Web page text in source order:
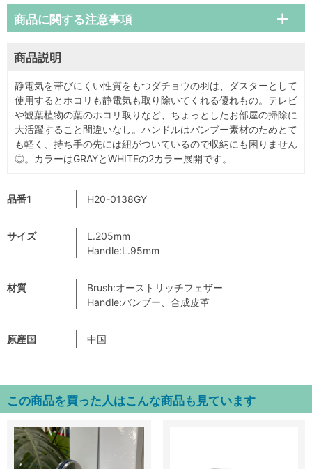
品番1 H20-0138GY
サイズ
L.205mm
Handle:L.95mm
材質
Brush:オーストリッチフェザー
Handle:バンブー、合成皮革
原産国 中国
商品説明
静電気を帯びにくい性質をもつダチョウの羽は、ダスターとして
使用するとホコリも静電気も取り除いてくれる優れもの。テレビ
や観葉植物の葉のホコリ取りなど、ちょっとしたお部屋の掃除に
大活躍すること間違いなし。ハンドルはバンブー素材のためとて
も軽く、持ち手の先には紐がついているので収納にも困りません
◎。カラーはGRAYとWHITEの2カラー展開です。
商品に関する注意事項
この商品を買った人はこんな商品も見ています